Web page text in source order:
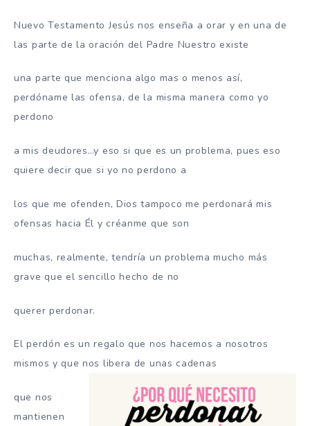
Nuevo Testamento Jesús nos enseña a orar y en una de
las parte de la oración del Padre Nuestro existe
una parte que menciona algo mas o menos así,
perdóname las ofensa, de la misma manera como yo
perdono
a mis deudores…y eso si que es un problema, pues eso
quiere decir que si yo no perdono a
los que me ofenden, Dios tampoco me perdonará mis
ofensas hacia Él y créanme que son
muchas, realmente, tendría un problema mucho más
grave que el sencillo hecho de no
querer perdonar.
El perdón es un regalo que nos hacemos a nosotros
mismos y que nos libera de unas cadenas
que nos
mantienen